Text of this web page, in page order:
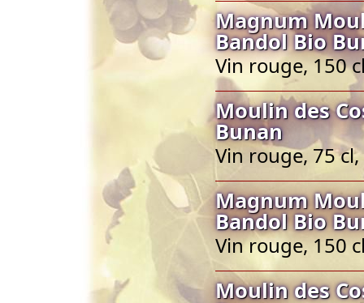
Magnum
Bandol Bio
Vin rouge, 150
Moulin des
Bunan
Vin rouge, 75
Magnum
Bandol Bio
Vin rouge, 150
Moulin des